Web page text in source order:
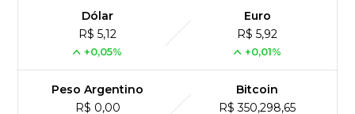
Dólar
R$ 5,12
+0,05%
Euro
R$ 5,92
+0,01%
Peso Argentino
R$ 0,00
Bitcoin
R$ 350,298,65